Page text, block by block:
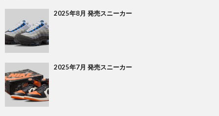
2025年8月 発売スニーカー
2025年7月 発売スニーカー